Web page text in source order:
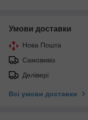
Умови доставки
Нова Пошта
Самовивіз
Делівері
Всі умови доставки